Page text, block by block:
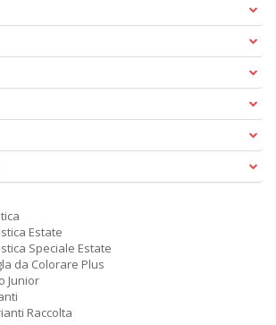
Estate
Speciale Estate
da Colorare Plus
Junior
Raccolta